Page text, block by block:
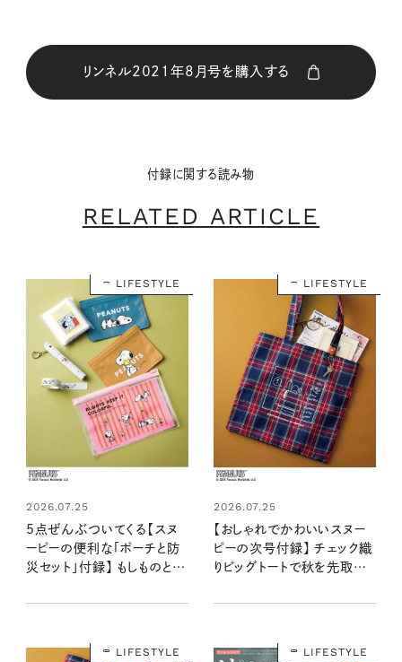
リンネル2021年8月号を購入する
付録に関する読み物
RELATED ARTICLE
LIFESTYLE
2026.07.25
5点ぜんぶついてくる【スヌ
ーピーの便利な「ポーチと防
災セット」付録】 もしものとき
ネル2026年10月号増刊
LIFESTYLE
2026.07.25
【おしゃれでかわいいスヌー
ピーの次号付録】 チェック織
りビッグトートで秋を先取り！
年10月号
LIFESTYLE LIFESTYLE